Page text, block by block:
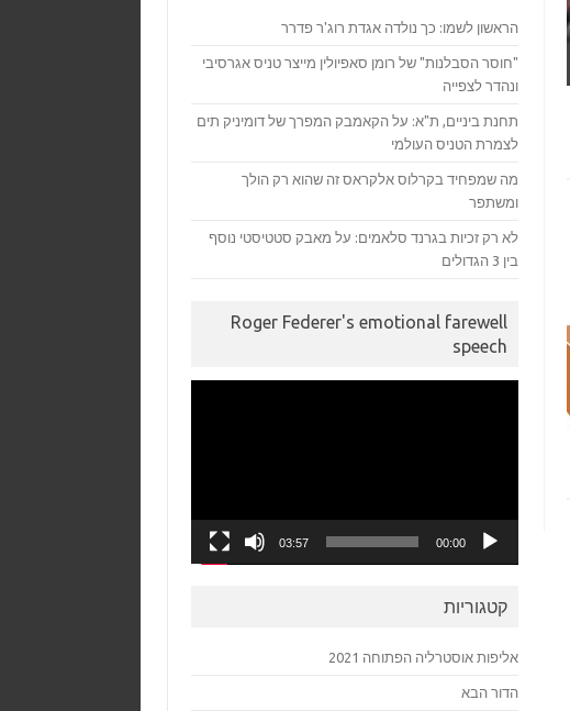
הראשון לשמו: כך נולדה אגדת רוג'ר פדרר
"חוסר הסבלנות" של רומן סאפיולין מייצר טניס אגרסיבי
ונהדר לצפייה
תחנת ביניים, ת"א: על הקאמבק המפרך של דומיניק תים
לצמרת הטניס העולמי
מה שמפחיד בקרלוס אלקראס זה שהוא רק הולך
ומשתפר
לא רק זכיות בגרנד סלאמים: על מאבק סטטיסטי נוסף
בין 3 הגדולים
Roger Federer's emotional farewell
speech
00:00
03:57
קטגוריות
אליפות אוסטרליה הפתוחה 2021
הדור הבא